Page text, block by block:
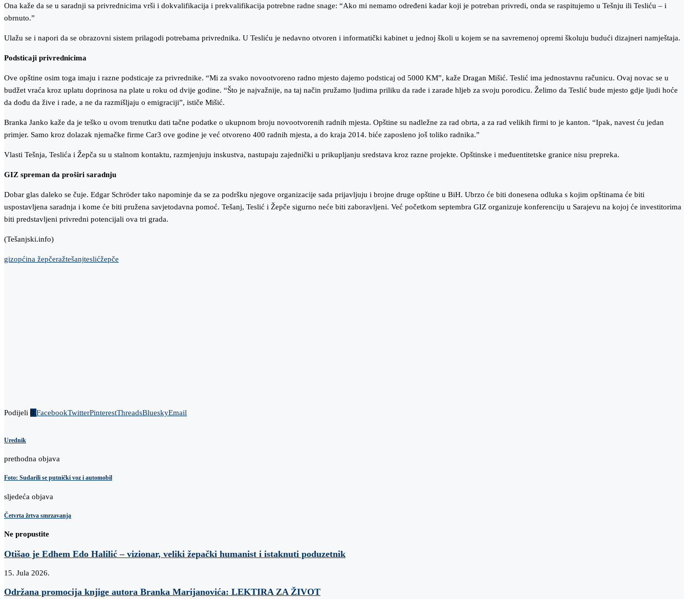
Ona kaže da se u saradnji sa privrednicima vrši i dokvalifikacija i prekvalifikacija potrebne radne snage: “Ako mi nemamo određeni kadar koji je potreban privredi, onda se raspitujemo u Tešnju ili Tesliću – i
obrnuto.”
Ulažu se i napori da se obrazovni sistem prilagodi potrebama privrednika. U Tesliću je nedavno otvoren i informatički kabinet u jednoj školi u kojem se na savremenoj opremi školuju budući dizajneri namještaja.
Podsticaji privrednicima
Ove opštine osim toga imaju i razne podsticaje za privrednike. “Mi za svako novootvoreno radno mjesto dajemo podsticaj od 5000 KM”, kaže Dragan Mišić. Teslić ima jednostavnu računicu. Ovaj novac se u
budžet vraća kroz uplatu doprinosa na plate u roku od dvije godine. “Što je najvažnije, na taj način pružamo ljudima priliku da rade i zarade hljeb za svoju porodicu. Želimo da Teslić bude mjesto gdje ljudi hoće
da dođu da žive i rade, a ne da razmišljaju o emigraciji”, ističe Mišić.
Branka Janko kaže da je teško u ovom trenutku dati tačne podatke o ukupnom broju novootvorenih radnih mjesta. Opštine su nadležne za rad obrta, a za rad velikih firmi to je kanton. “Ipak, navest ću jedan
primjer. Samo kroz dolazak njemačke firme Car3 ove godine je već otvoreno 400 radnih mjesta, a do kraja 2014. biće zaposleno još toliko radnika.”
Vlasti Tešnja, Teslića i Žepča su u stalnom kontaktu, razmjenjuju inskustva, nastupaju zajednički u prikupljanju sredstava kroz razne projekte. Opštinske i međuentitetske granice nisu prepreka.
GIZ spreman da proširi saradnju
Dobar glas daleko se čuje. Edgar Schröder tako napominje da se za podršku njegove organizacije sada prijavljuju i brojne druge opštine u BiH. Ubrzo će biti donesena odluka s kojim opštinama će biti
uspostavljena saradnja i kome će biti pružena savjetodavna pomoć. Tešanj, Teslić i Žepče sigurno neće biti zaboravljeni. Već početkom septembra GIZ organizuje konferenciju u Sarajevu na kojoj će investitorima
biti predstavljeni privredni potencijali ova tri grada.
(Tešanjski.info)
gizopćina žepčeražtešanjteslićžepče
Podijeli 0 FacebookTwitterPinterestThreadsBlueskyEmail
Urednik
prethodna objava
Foto: Sudarili se putnički voz i automobil
sljedeća objava
Četvrta žrtva smrzavanja
Ne propustite
Otišao je Edhem Edo Halilić – vizionar, veliki žepački humanist i istaknuti poduzetnik
15. Jula 2026.
Održana promocija knjige autora Branka Marijanovića: LEKTIRA ZA ŽIVOT